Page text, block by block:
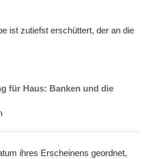
ist zutiefst erschüttert, der an die
für Haus: Banken und die
ihres Erscheinens geordnet,